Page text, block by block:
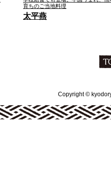
育ちのご当地料理
太平燕
Copyright ©